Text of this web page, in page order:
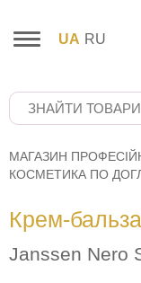
UA RU
МАГАЗИН
КОСМЕТИКА ПО
Крем-
Janssen Nero